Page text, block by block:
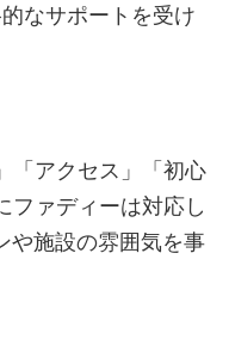
なサポートを受け
「アクセス」「初心
ファディーは対応し
や施設の雰囲気を事